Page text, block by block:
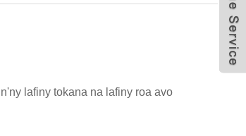
lafiny tokana na lafiny roa avo